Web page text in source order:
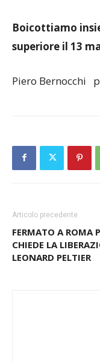
Boicottiamo
superiore il 13
Piero Bernocchi
Articolo precedente
FERMATO A ROMA
CHIEDE LA
LEONARD PELTIER